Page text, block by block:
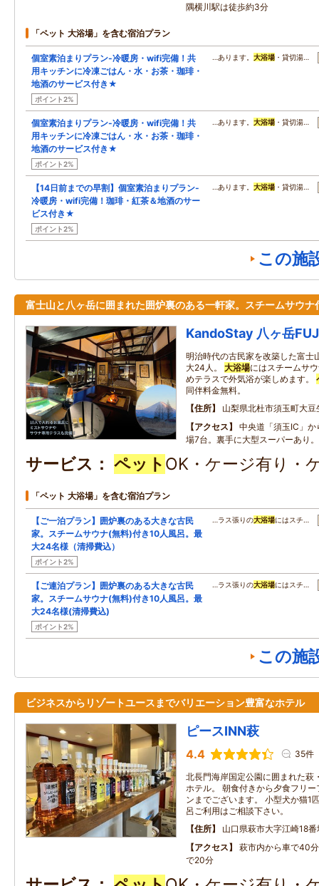
隅横川駅は徒歩約3分
「ペット 大浴場」を含む宿泊プラン
個室素泊まりプラン-冷暖房・wifi完備！共
用キッチンに冷凍ごはん・水・お茶・珈琲・
地酒のサービス付き★
ポイント2%
…あります。 大浴場 ・貸切湯…
個室素泊まりプラン-冷暖房・wifi完備！共
用キッチンに冷凍ごはん・水・お茶・珈琲・
地酒のサービス付き★
ポイント2%
…あります。 大浴場 ・貸切湯…
【14日前までの早割】個室素泊まりプラン-
冷暖房・wifi完備！珈琲・紅茶＆地酒のサー
ビス付き★
ポイント2%
…あります。 大浴場 ・貸切湯…
この施
富士山と八ヶ岳に囲まれた囲炉裏のある一軒家。スチームサウナ
KandoStay 八ヶ岳
明治時代の古民家を改築した富士
大24人。 大浴場にはスチームサ
めテラスで外気浴が楽しめます。
同伴料金無料。
住所
山梨県北杜市須玉町大
アクセス
中央道「須玉IC」
場7台。裏手に大型スーパーあり。
サービス ペット OK・ケージ有り・
「ペット 大浴場」を含む宿泊プラン
【ご一泊プラン】囲炉裏のある大きな古民
家。スチームサウナ(無料)付き10人風呂。最
大24名様（清掃費込）
ポイント2%
…ラス張りの大浴場にはスチ…
【ご連泊プラン】囲炉裏のある大きな古民
家。スチームサウナ(無料)付き10人風呂。最
大24名様(清掃費込)
ポイント2%
…ラス張りの大浴場にはスチ…
この施
ビジネスからリゾートユースまでバリエーション豊富なホテル
ピースINN萩
4.4 35件
北長門海岸国定公園に囲まれた萩
ホテル。 朝食付きから夕食フリ
ンまでございます。 小型犬か猫1
呂ご利用はご相談下さい。
住所
山口県萩市大字江崎18
アクセス
萩市内から車で40
で20分